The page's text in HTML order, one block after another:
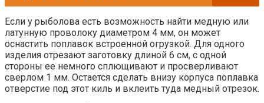
Если у рыболова есть возможность найти медную или
латунную проволоку диаметром 4 мм, он может
оснастить поплавок встроенной огрузкой. Для одного
изделия отрезают заготовку длиной 6 см, с одной
стороны ее немного сплющивают и просверливают
сверлом 1 мм. Остается сделать внизу корпуса поплавка
отверстие под этот киль и вклеить туда медный отрезок.